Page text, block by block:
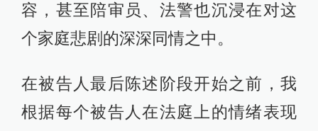
容，甚至陪审员、法警也沉浸在对这
个家庭悲剧的深深同情之中。
在被告人最后陈述阶段开始之前，我
根据每个被告人在法庭上的情绪表现